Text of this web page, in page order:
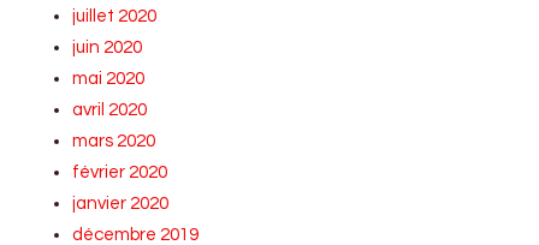
juillet 2020
juin 2020
mai 2020
avril 2020
mars 2020
février 2020
janvier 2020
décembre 2019